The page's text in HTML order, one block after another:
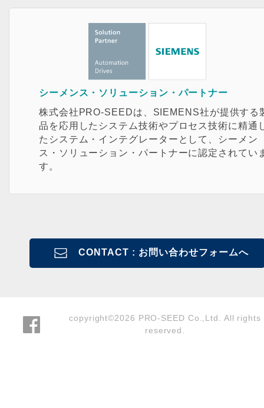
シーメンス・ソリューション・パートナー
株式会社PRO-SEEDは、SIEMENS社が提供する
品を応用したシステム技術やプロセス技術に精通
たシステム・インテグレーターとして、シーメン
ス・ソリューション・パートナーに認定されてい
す。
CONTACT : お問い合わせフォームへ
copyright©2026 PRO-SEED Co.,Ltd. All rights
reserved.